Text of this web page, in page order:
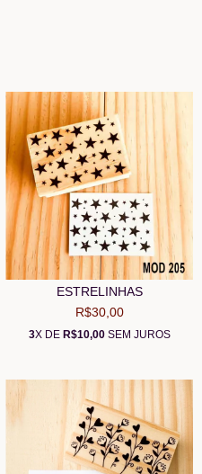
ESTRELINHAS
R$30,00
3X DE R$10,00SEM JUROS